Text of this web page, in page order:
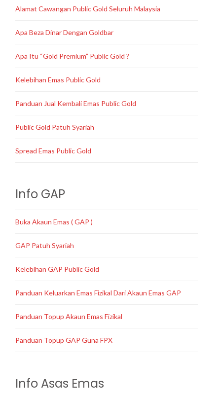
Alamat Cawangan Public Gold Seluruh Malaysia
Apa Beza Dinar Dengan Goldbar
Apa Itu “Gold Premium” Public Gold ?
Kelebihan Emas Public Gold
Panduan Jual Kembali Emas Public Gold
Public Gold Patuh Syariah
Spread Emas Public Gold
Info GAP
Buka Akaun Emas ( GAP )
GAP Patuh Syariah
Kelebihan GAP Public Gold
Panduan Keluarkan Emas Fizikal Dari Akaun Emas GAP
Panduan Topup Akaun Emas Fizikal
Panduan Topup GAP Guna FPX
Info Asas Emas